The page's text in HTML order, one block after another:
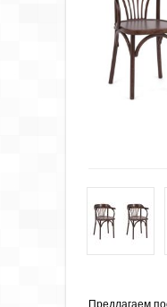
Предлагаем